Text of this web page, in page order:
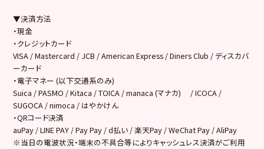
▼決済方法
・現金
・クレジットカード
VISA / Mastercard / JCB / American Express / Diners Club / ディスカバ
ーカード
・電子マネー (以下交通系のみ)
Suica / PASMO / Kitaca / TOICA / manaca (マナカ) / ICOCA /
SUGOCA / nimoca / はやかけん
・QRコード決済
auPay / LINE PAY / Pay Pay / d払い / 楽天Pay / WeChat Pay / AliPay
※当日の電波状況・端末の不具合等によりキャッシュレス決済がご利用